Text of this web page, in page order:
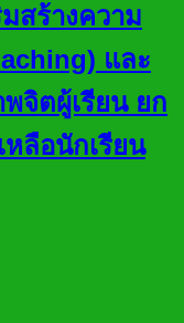
สร้างความ
และ
จิตผู้เรียน ยก
ลือนักเรียน